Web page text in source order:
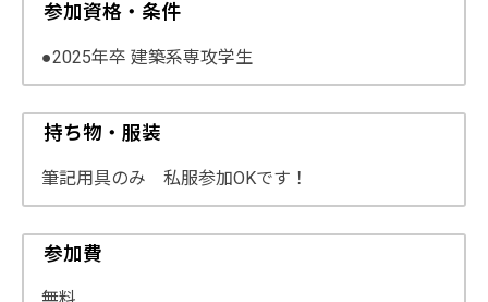
参加資格・条件
●2025年卒 建築系専攻学生
持ち物・服装
筆記用具のみ 私服参加OKです！
参加費